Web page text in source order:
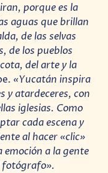
porque es la
aguas que brillan
de las selvas
de los pueblos
del arte y la
«Yucatán inspira
y atardeceres, con
iglesias. Como
cada escena y
al hacer «clic»
a la gente
fotógrafo».